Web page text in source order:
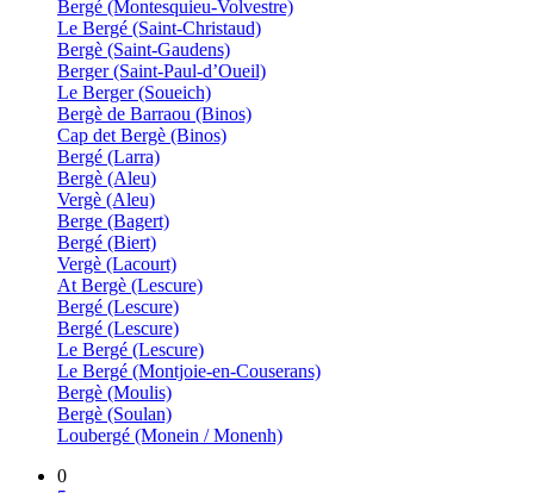
Bergé (Montesquieu-Volvestre)
Le Bergé (Saint-Christaud)
Bergè (Saint-Gaudens)
Berger (Saint-Paul-d’Oueil)
Le Berger (Soueich)
Bergè de Barraou (Binos)
Cap det Bergè (Binos)
Bergé (Larra)
Bergè (Aleu)
Vergè (Aleu)
Berge (Bagert)
Bergé (Biert)
Vergè (Lacourt)
At Bergè (Lescure)
Bergé (Lescure)
Bergé (Lescure)
Le Bergé (Lescure)
Le Bergé (Montjoie-en-Couserans)
Bergè (Moulis)
Bergè (Soulan)
Loubergé (Monein / Monenh)
0